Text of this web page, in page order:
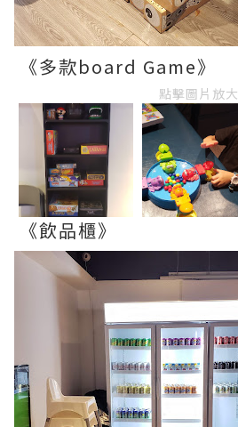
《多款board Game》
點擊圖片放大
《飲品櫃》